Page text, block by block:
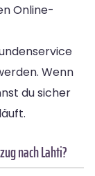
Online-
Wenn
du sicher
nach Lahti?